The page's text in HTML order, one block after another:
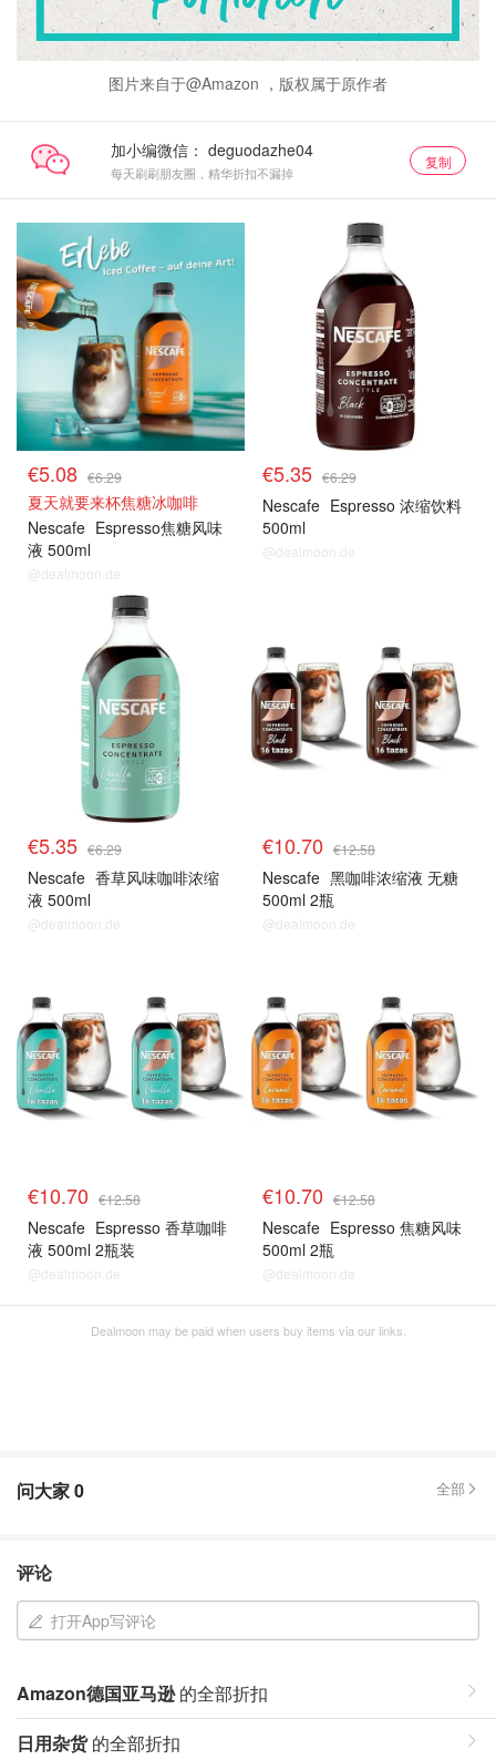
图片来自于@Amazon ，版权属于原作者
加小编微信：
每天刷刷朋友圈，精华折扣不漏掉
复制
€5.08 €6.29
夏天就要来杯焦糖冰咖啡
Nescafe Espresso焦糖风味
液 500ml
@dealmoon.de
€5.35 €6.29
Nescafe Espresso 浓缩饮料
500ml
@dealmoon.de
€5.35 €6.29
Nescafe 香草风味咖啡浓缩
液 500ml
@dealmoon.de
€10.70 €12.58
Nescafe 黑咖啡浓缩液 无糖
500ml 2瓶
@dealmoon.de
€10.70 €12.58
Nescafe Espresso 香草咖啡
液 500ml 2瓶装
@dealmoon.de
€10.70 €12.58
Nescafe Espresso 焦糖风味
500ml 2瓶
@dealmoon.de
Dealmoon may be paid when users buy items via our links.
问大家0 全部
评论
打开App写评论
Amazon德国亚马逊的全部折扣
日用杂货的全部折扣